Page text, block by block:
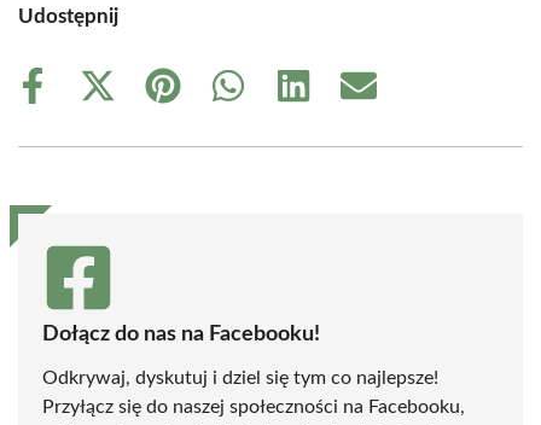
Udostępnij
Share
Share
(Twitter)
Share
Share
Share
Share
Dołącz do nas na Facebooku!
Odkrywaj, dyskutuj i dziel się tym co najlepsze!
Przyłącz się do naszej społeczności na Facebooku,